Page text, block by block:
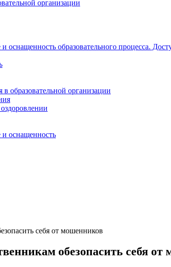
организации
оснащенность образовательного процесса.
образовательной организации
и оснащенность
себя от мошенников
обезопасить себя от